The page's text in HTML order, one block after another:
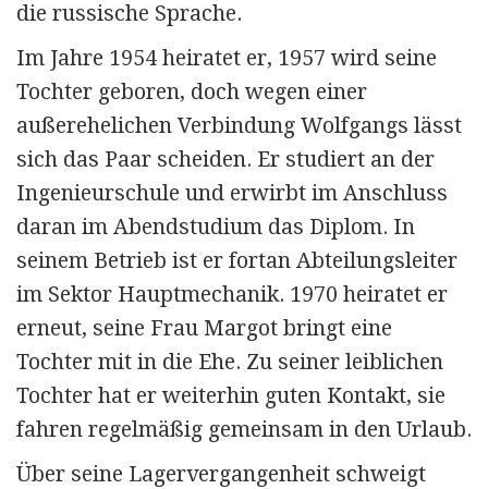
die russische Sprache.
Im Jahre 1954 heiratet er, 1957 wird seine
Tochter geboren, doch wegen einer
außerehelichen Verbindung Wolfgangs lässt
sich das Paar scheiden. Er studiert an der
Ingenieurschule und erwirbt im Anschluss
daran im Abendstudium das Diplom. In
seinem Betrieb ist er fortan Abteilungsleiter
im Sektor Hauptmechanik. 1970 heiratet er
erneut, seine Frau Margot bringt eine
Tochter mit in die Ehe. Zu seiner leiblichen
Tochter hat er weiterhin guten Kontakt, sie
fahren regelmäßig gemeinsam in den Urlaub.
Über seine Lagervergangenheit schweigt